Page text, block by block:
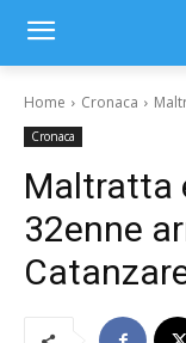
Home Cronaca
Cronaca
Maltratta
32enne